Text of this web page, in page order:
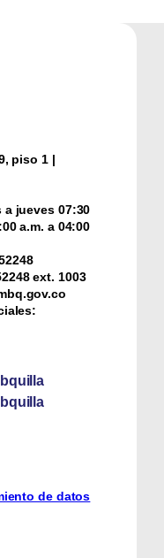
piso 1 |
a jueves 07:30
a.m. a 04:00
ext. 1003
de datos